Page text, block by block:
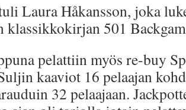
Laura Håkansson, joka
klassikkokirjan 501
pelattiin myös re-buy
kaaviot 16 pelaajan
32 pelaajaan.